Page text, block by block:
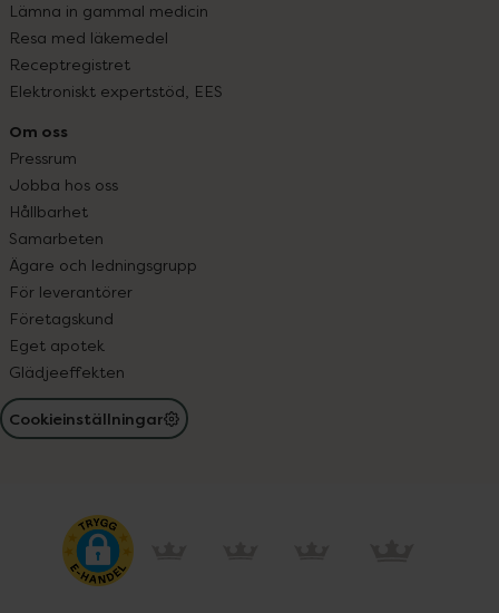
Lämna in gammal medicin
Resa med läkemedel
Receptregistret
Elektroniskt expertstöd, EES
Om oss
Pressrum
Jobba hos oss
Hållbarhet
Samarbeten
Ägare och ledningsgrupp
För leverantörer
Företagskund
Eget apotek
Glädjeeffekten
Cookieinställningar